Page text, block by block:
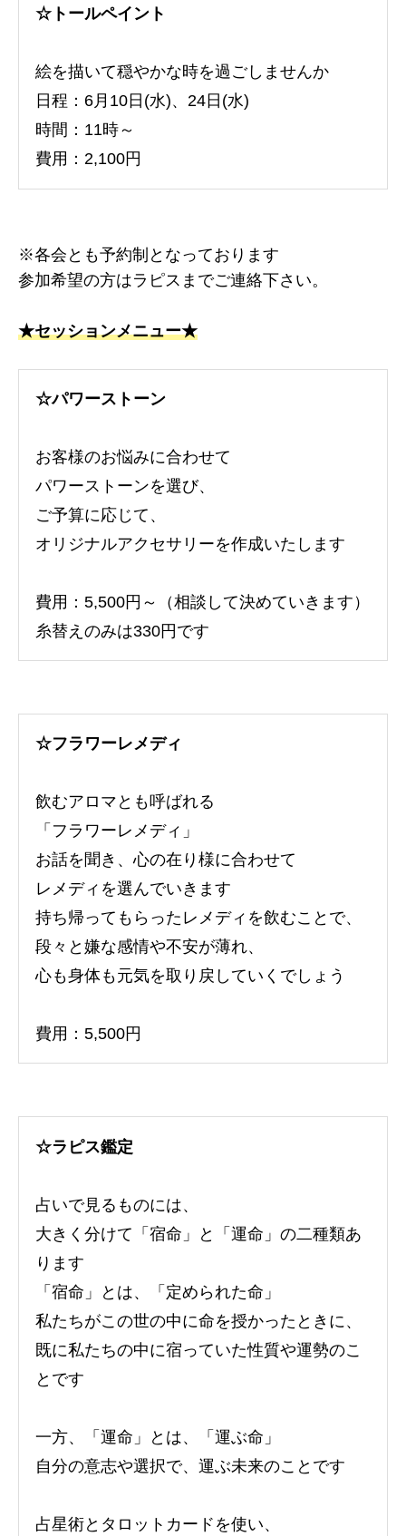
☆トールペイント
絵を描いて穏やかな時を過ごしませんか
日程：6月10日(水)、24日(水)
時間：11時～
費用：2,100円
※各会とも予約制となっております
参加希望の方はラピスまでご連絡下さい。
★セッションメニュー★
☆パワーストーン
お客様のお悩みに合わせて
パワーストーンを選び、
ご予算に応じて、
オリジナルアクセサリーを作成いたします
費用：5,500円～（相談して決めていきます）
糸替えのみは330円です
☆フラワーレメディ
飲むアロマとも呼ばれる
「フラワーレメディ」
お話を聞き、心の在り様に合わせて
レメディを選んでいきます
持ち帰ってもらったレメディを飲むことで、
段々と嫌な感情や不安が薄れ、
心も身体も元気を取り戻していくでしょう
費用：5,500円
☆ラピス鑑定
占いで見るものには、
大きく分けて「宿命」と「運命」の二種類あ
ります
「宿命」とは、「定められた命」
私たちがこの世の中に命を授かったときに、
既に私たちの中に宿っていた性質や運勢のこ
とです
一方、「運命」とは、「運ぶ命」
自分の意志や選択で、運ぶ未来のことです
占星術とタロットカードを使い、